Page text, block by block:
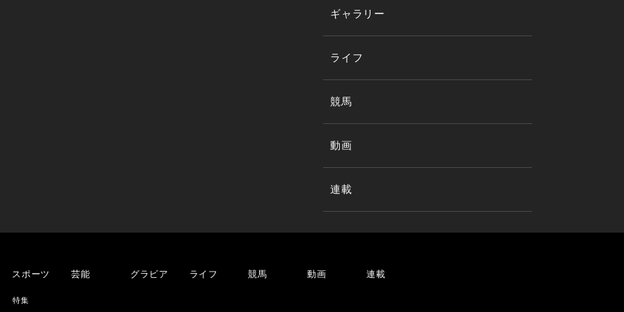
ギャラリー
ライフ
競馬
動画
連載
スポーツ
特集
芸能 グラビア ライフ 競馬 動画 連載